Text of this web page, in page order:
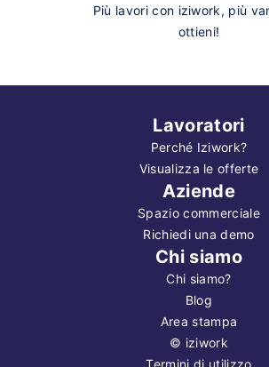
Più lavori con iziwork, più
ottieni!
Lavoratori
Perché Iziwork?
Visualizza le offerte
Aziende
Spazio commerciale
Richiedi una demo
Chi siamo
Chi siamo?
Blog
Area stampa
© iziwork
Termini di utilizzo